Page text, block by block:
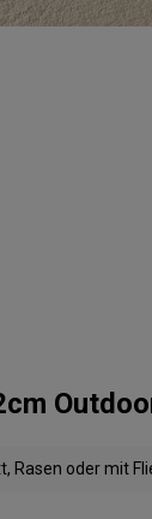
Rasen oder mit